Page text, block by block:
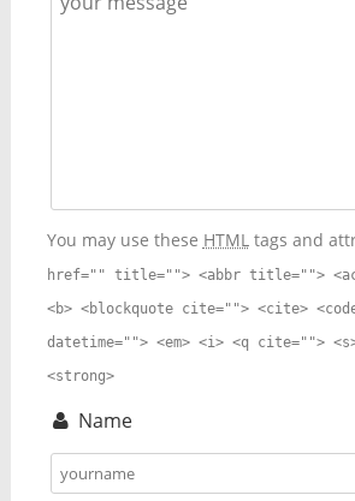
You may use these HTMLtags and
href="" title=""> <abbr title="">
<b> <blockquote cite=""> <cite>
datetime=""> <em> <i> <q cite="">
<strong>
Name